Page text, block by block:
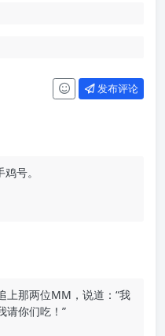
发布评论
号。
上那两位MM，说道：“我
请你们吃！”